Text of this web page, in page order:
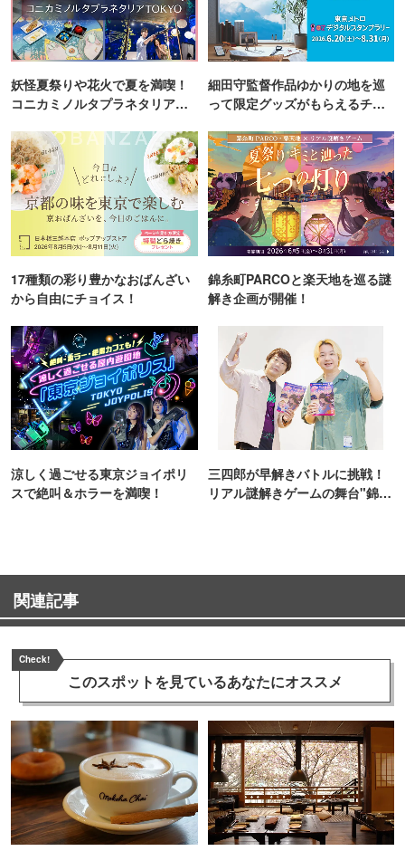
妖怪夏祭りや花火で夏を満喫！
コニカミノルタプラネタリア
細田守監督作品ゆかりの地を巡
って限定グッズがもらえるチャ
17種類の彩り豊かなおばんざい
から自由にチョイス！
錦糸町PARCOと楽天地を巡る謎
解き企画が開催！
涼しく過ごせる東京ジョイポリ
スで絶叫＆ホラーを満喫！
三四郎が早解きバトルに挑戦！
リアル謎解きゲームの舞台"錦糸
関連記事
Check!
このスポットを見ているあなたにオススメ